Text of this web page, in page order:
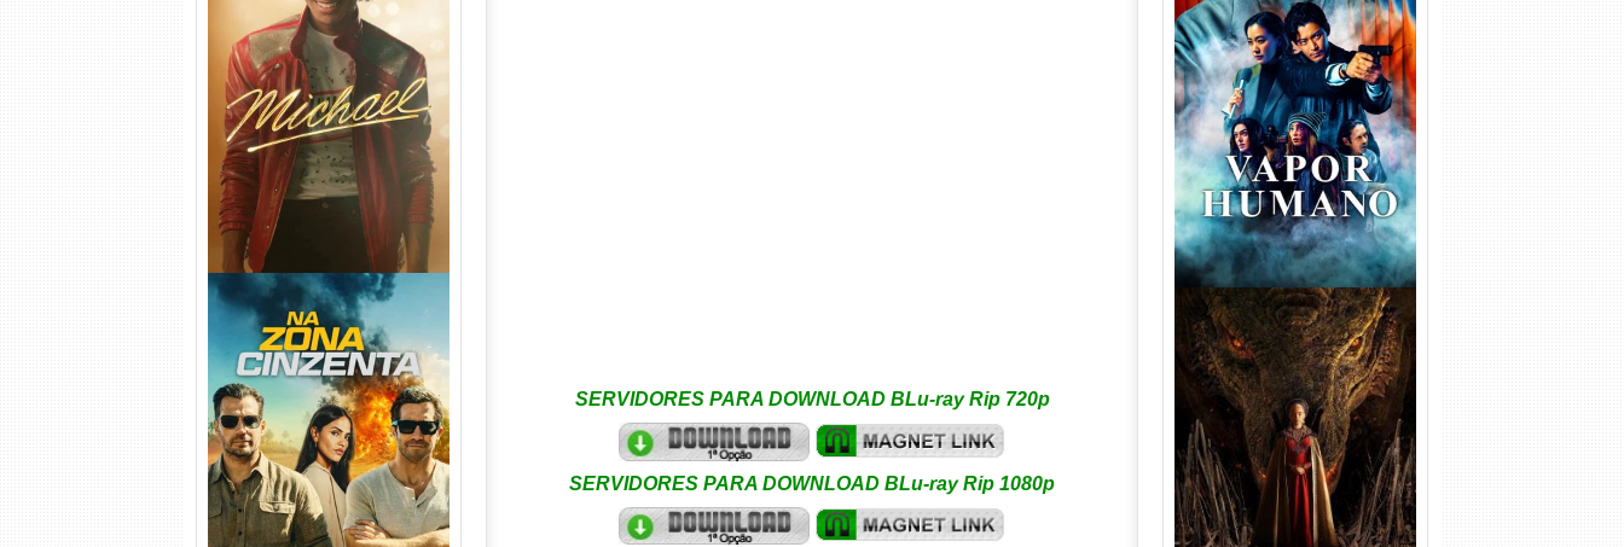
SERVIDORES PARA DOWNLOAD BLu-ray Rip 720p
SERVIDORES PARA DOWNLOAD BLu-ray Rip 1080p
Michael Torrent (2026) WEB-
DL 1080p/4K Dual Áudio
Na Zona Cinzenta Torrent
(2026) WEB-DL 1080p/4K
Dual Áudio
Vapor Humano 1ª Temporada
Torrent (2026) WEB-DL 1080p
Dual Áudio
A Casa do Dragão 1ª
Temporada Torrent (2022)
WEB-DL 720p/1080p Dual
Áudio